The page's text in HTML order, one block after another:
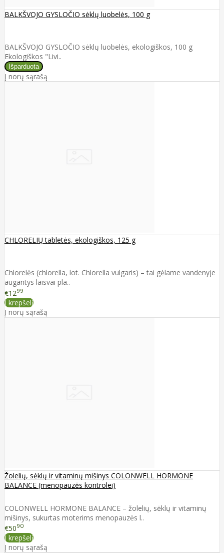
BALKŠVOJO GYSLOČIO sėklų luobelės, 100 g
BALKŠVOJO GYSLOČIO sėklų luobelės, ekologiškos, 100 g
Ekologiškos "Livi..
Į norų sąrašą
CHLORELIŲ tabletės, ekologiškos, 125 g
Chlorelės (chlorella, lot. Chlorella vulgaris) – tai gėlame vandenyje
augantys laisvai pla..
€1299
Į krepšelį
Į norų sąrašą
Žolelių, sėklų ir vitaminų mišinys COLONWELL HORMONE
BALANCE (menopauzės kontrolei)
COLONWELL HORMONE BALANCE – žolelių, sėklų ir vitaminų
mišinys, sukurtas moterims menopauzės l..
€5090
Į krepšelį
Į norų sąrašą